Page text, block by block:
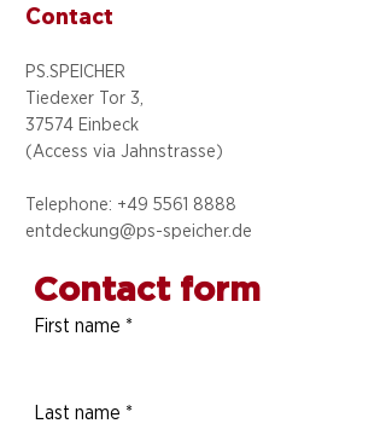
Contact
PS.SPEICHER
Tiedexer Tor 3,
37574 Einbeck
(Access via Jahnstrasse)
Telephone: +49 5561 8888
entdeckung@ps-speicher.de
Contact form
First name *
Last name *